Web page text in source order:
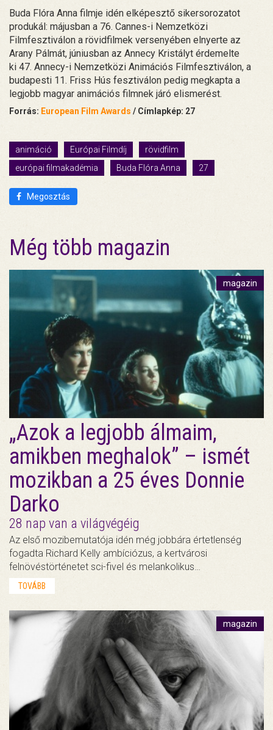
Buda Flóra Anna filmje idén elképesztő sikersorozatot
produkál: májusban a 76. Cannes-i Nemzetközi
Filmfesztiválon a rövidfilmek versenyében elnyerte az
Arany Pálmát, júniusban az Annecy Kristályt érdemelte
ki 47. Annecy-i Nemzetközi Animációs Filmfesztiválon, a
budapesti 11. Friss Hús fesztiválon pedig megkapta a
legjobb magyar animációs filmnek járó elismerést.
Forrás: European Film Awards / Címlapkép: 27
animáció Európai Filmdíj
rövidfilm
európai filmakadémia
Buda Flóra Anna 27
Megosztás
Még több magazin
magazin
„Azok a legjobb álmaim,
amikben meghalok” – ismét
mozikban a 25 éves Donnie
Darko
28 nap van a világvégéig
Az első mozibemutatója idén még jobbára értetlenség
fogadta Richard Kelly ambíciózus, a kertvárosi
felnövéstörténetet sci-fivel és melankolikus…
TOVÁBB
magazin